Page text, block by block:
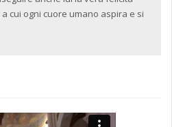
cui ogni cuore umano aspira e si